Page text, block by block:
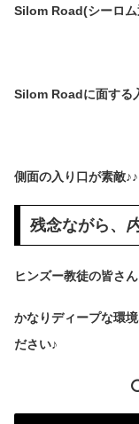
Silom Road(シーロム
Silom Roadに面する
側面の入り口が素敵
残念ながら、
ヒンズー教徒の皆さ
かなりディープな環
ださい♪